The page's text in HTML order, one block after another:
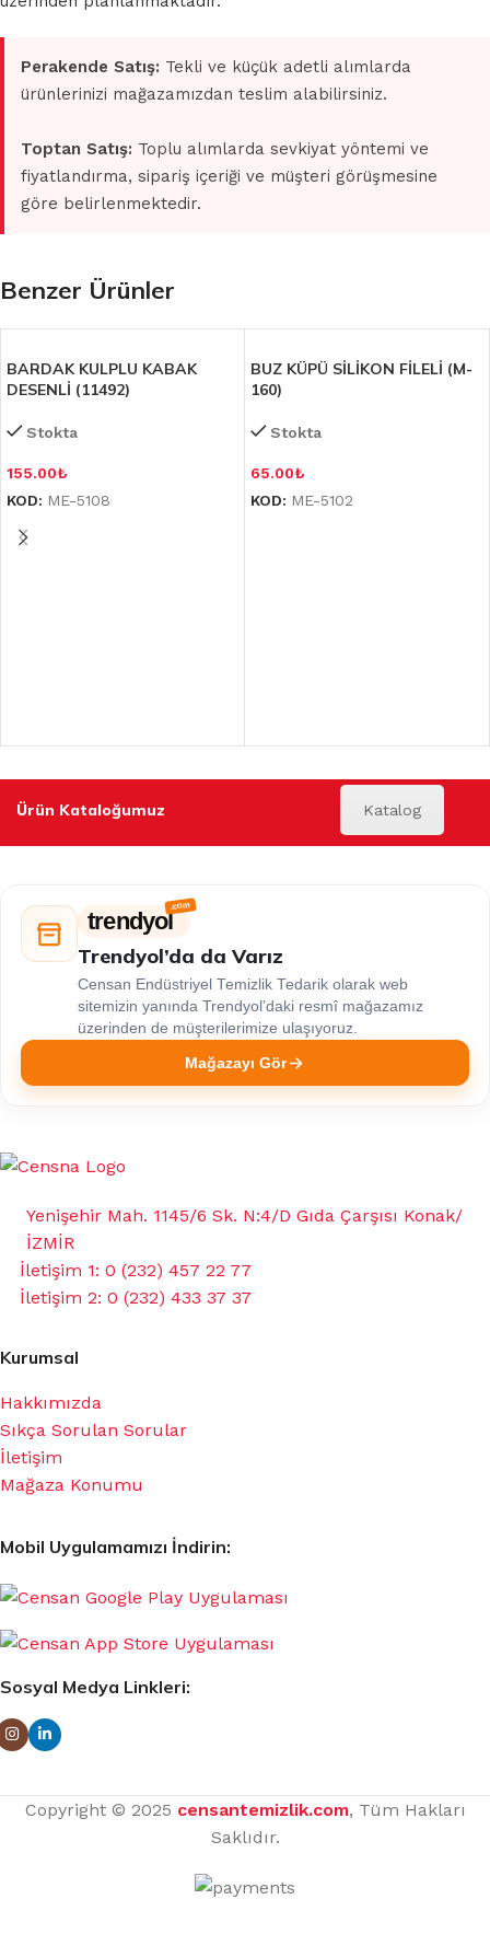
Perakende Satış: Tekli ve küçük adetli alımlarda
ürünlerinizi mağazamızdan teslim alabilirsiniz.
Toptan Satış: Toplu alımlarda sevkiyat yöntemi ve
fiyatlandırma, sipariş içeriği ve müşteri görüşmesine
göre belirlenmektedir.
Benzer Ürünler
BARDAK KULPLU KABAK
DESENLİ (11492)
Stokta
155.00₺
KOD: ME-5108
BUZ KÜPÜ SİLİKON FİLELİ (M-
160)
Stokta
65.00₺
KOD: ME-5102
Ürün Kataloğumuz Katalog
trendyol
Trendyol’da da Varız
Censan Endüstriyel Temizlik Tedarik olarak web
sitemizin yanında Trendyol’daki resmî mağazamız
üzerinden de müşterilerimize ulaşıyoruz.
Mağazayı Gör
Yenişehir Mah. 1145/6 Sk. N:4/D Gıda Çarşısı Konak/
İZMİR
İletişim 1: 0 (232) 457 22 77
İletişim 2: 0 (232) 433 37 37
Kurumsal
Hakkımızda
Sıkça Sorulan Sorular
İletişim
Mağaza Konumu
Mobil Uygulamamızı İndirin:
Sosyal Medya Linkleri:
Copyright © 2025 censantemizlik.com, Tüm Hakları
Saklıdır.